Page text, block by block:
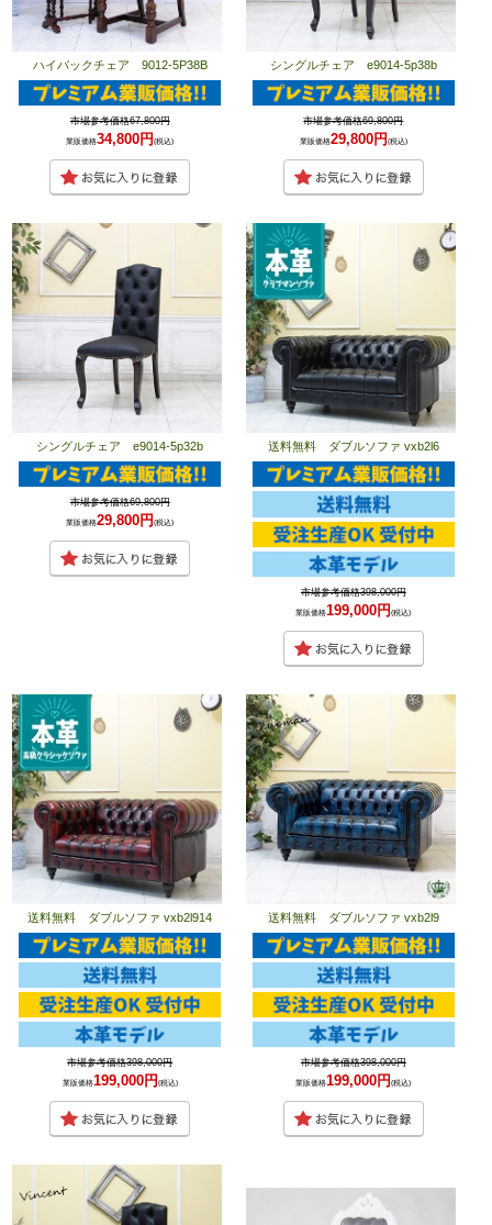
ハイバックチェア 9012-5P38B
市場参考価格67,800円
業販価格34,800円(税込)
シングルチェア e9014-5p38b
市場参考価格69,800円
業販価格29,800円 (税込)
シングルチェア e9014-5p32b
市場参考価格69,800円
業販価格29,800円(税込)
送料無料 ダブルソファ vxb2l6
市場参考価格398,000円
業販価格199,000円(税込)
送料無料 ダブルソファ vxb2l914
市場参考価格398,000円
業販価格199,000円 (税込)
送料無料 ダブルソファ vxb2l9
市場参考価格398,000円
業販価格199,000円(税込)